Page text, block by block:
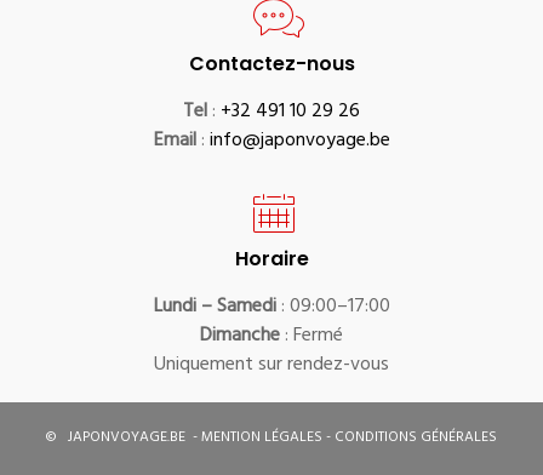
Contactez-nous
Tel: +32 491 10 29 26
Email:info@japonvoyage.be
Horaire
Lundi – Samedi: 09:00–17:00
Dimanche: Fermé
Uniquement sur rendez-vous
© JAPONVOYAGE.BE -MENTION LÉGALES-CONDITIONS GÉNÉRALES